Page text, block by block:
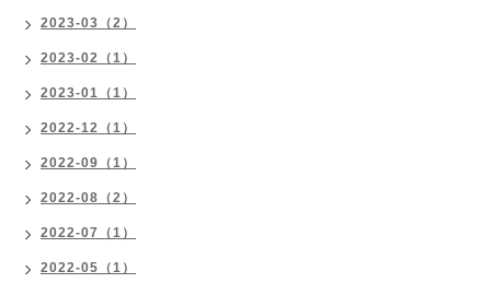
2023-03（2）
2023-02（1）
2023-01（1）
2022-12（1）
2022-09（1）
2022-08（2）
2022-07（1）
2022-05（1）